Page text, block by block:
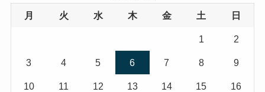
月 火 水 木 金 土 日
1 2
3 4 5 6 7 8 9
10 11 12 13 14 15 16